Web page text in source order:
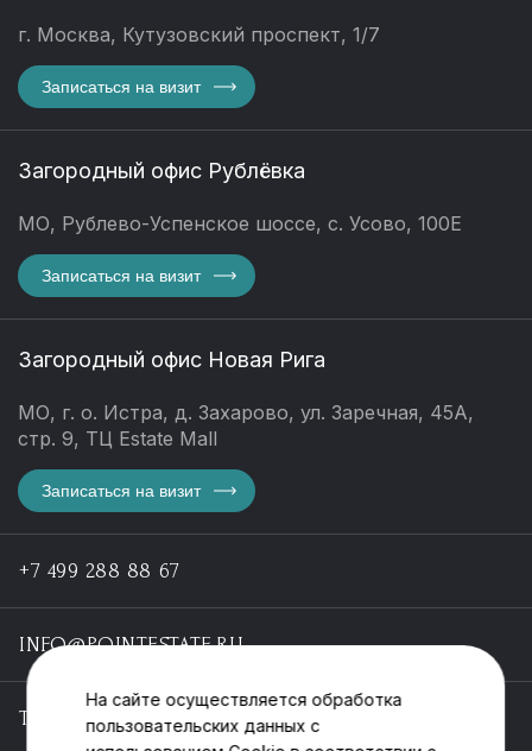
г. Москва, Кутузовский проспект, 1/7
Записаться на визит
Загородный офис Рублёвка
МО, Рублево-Успенское шоссе, с. Усово, 100Е
Записаться на визит
Загородный офис Новая Рига
МО, г. о. Истра, д. Захарово, ул. Заречная, 45А,
стр. 9, ТЦ Estate Mall
Записаться на визит
+7 499 288 88 67
INFO@POINTESTATE.RU
TELEGRAM
На сайте осуществляется обработка
пользовательских данных с